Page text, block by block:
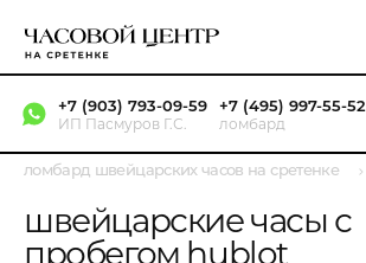
+7 (903) 793-09-59
ИП Пасмуров Г.С.
+7 (495) 997-55-52
ломбард
ломбард швейцарских часов на сретенке
швейцарские часы с
пробегом hublot